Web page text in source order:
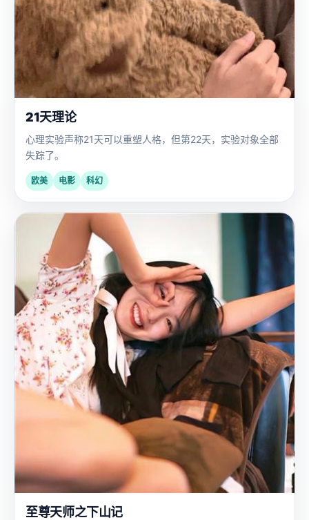
21天理论
心理实验声称21天可以重塑人格，但第22天，实验对象全部
失踪了。
欧美 电影
科幻
2024
国
至尊天师之下山记